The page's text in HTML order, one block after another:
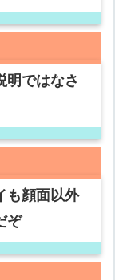
明ではなさ
も顔面以外
ぞ